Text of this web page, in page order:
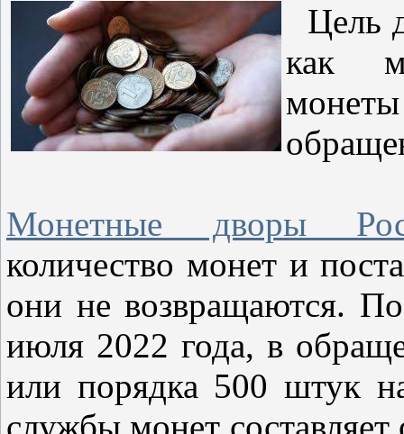
Цель
как
Монетные дворы
количество монет и
они не возвращаются.
июля 2022 года, в
или порядка 500 штук
службы монет